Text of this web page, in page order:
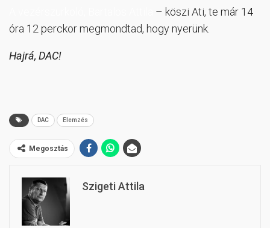
– köszi Ati, te már 14
óra 12 perckor megmondtad, hogy nyerünk.
Hajrá, DAC!
DAC Elemzés
Megosztás
Szigeti Attila